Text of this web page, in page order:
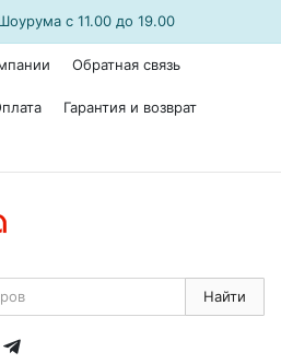
с 11.00 до 19.00
Обратная связь
Гарантия и возврат
Найти